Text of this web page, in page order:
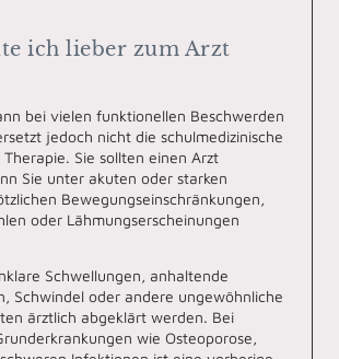
ich lieber zum Arzt
bei vielen funktionellen Beschwerden
jedoch nicht die schulmedizinische
Therapie. Sie sollten einen Arzt
Sie unter akuten oder starken
Bewegungseinschränkungen,
oder Lähmungserscheinungen
Schwellungen, anhaltende
Schwindel oder andere ungewöhnliche
ärztlich abgeklärt werden. Bei
wie Osteoporose,